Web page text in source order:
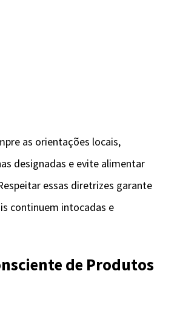
as orientações locais,
designadas e evite alimentar
essas diretrizes garante
continuem intocadas e
de Produtos